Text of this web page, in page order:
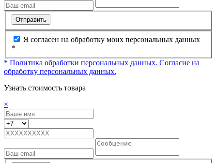
Отправить
Я согласен на обработку моих персональных данных
*
* Политика обработки персональных данных. Согласие на
обработку персональных данных.
Узнать стоимость товара
×